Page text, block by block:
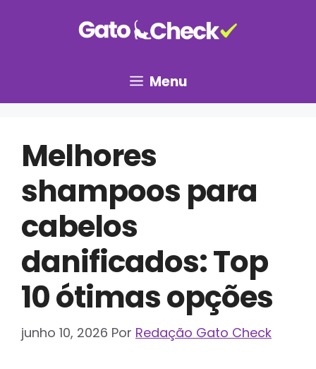
Menu
Melhores
shampoos para
cabelos
danificados: Top
10 ótimas opções
junho 10, 2026 Por Redação Gato Check